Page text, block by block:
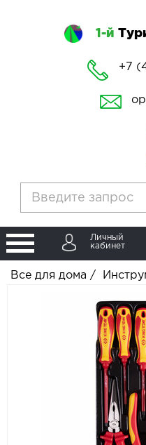
1-й
+7
Личный
кабинет
Все для дома /